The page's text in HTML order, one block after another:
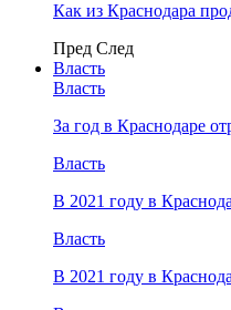
Как из Краснодара
Пред След
Власть
Власть
За год в Краснодаре
Власть
В 2021 году в
Власть
В 2021 году в